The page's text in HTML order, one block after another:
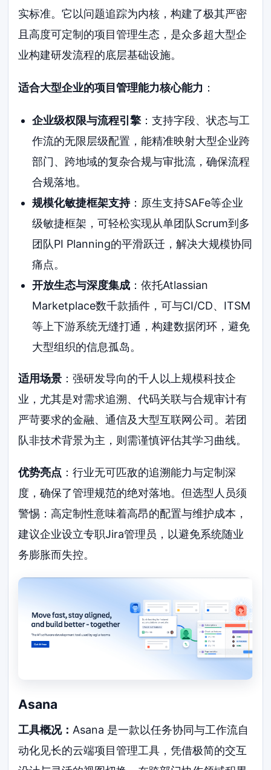
实标准。它以问题追踪为内核，构建了极其严密
且高度可定制的项目管理生态，是众多超大型企
业构建研发流程的底层基础设施。
适合大型企业的项目管理能力核心能力 ：
企业级权限与流程引擎：支持字段、状态与工
作流的无限层级配置，能精准映射大型企业跨
部门、跨地域的复杂合规与审批流，确保流程
合规落地。
规模化敏捷框架支持：原生支持SAFe等企业
级敏捷框架，可轻松实现从单团队Scrum到多
团队PI Planning的平滑跃迁，解决大规模协同
痛点。
开放生态与深度集成：依托Atlassian
Marketplace数千款插件，可与CI/CD、ITSM
等上下游系统无缝打通，构建数据闭环，避免
大型组织的信息孤岛。
适用场景 ：强研发导向的千人以上规模科技企
业，尤其是对需求追溯、代码关联与合规审计有
严苛要求的金融、通信及大型互联网公司。若团
队非技术背景为主，则需谨慎评估其学习曲线。
优势亮点 ：行业无可匹敌的追溯能力与定制深
度，确保了管理规范的绝对落地。但选型人员须
警惕：高定制性意味着高昂的配置与维护成本，
建议企业设立专职Jira管理员，以避免系统随业
务膨胀而失控。
Asana
工具概况： Asana 是一款以任务协同与工作流自
动化见长的云端项目管理工具，凭借极简的交互